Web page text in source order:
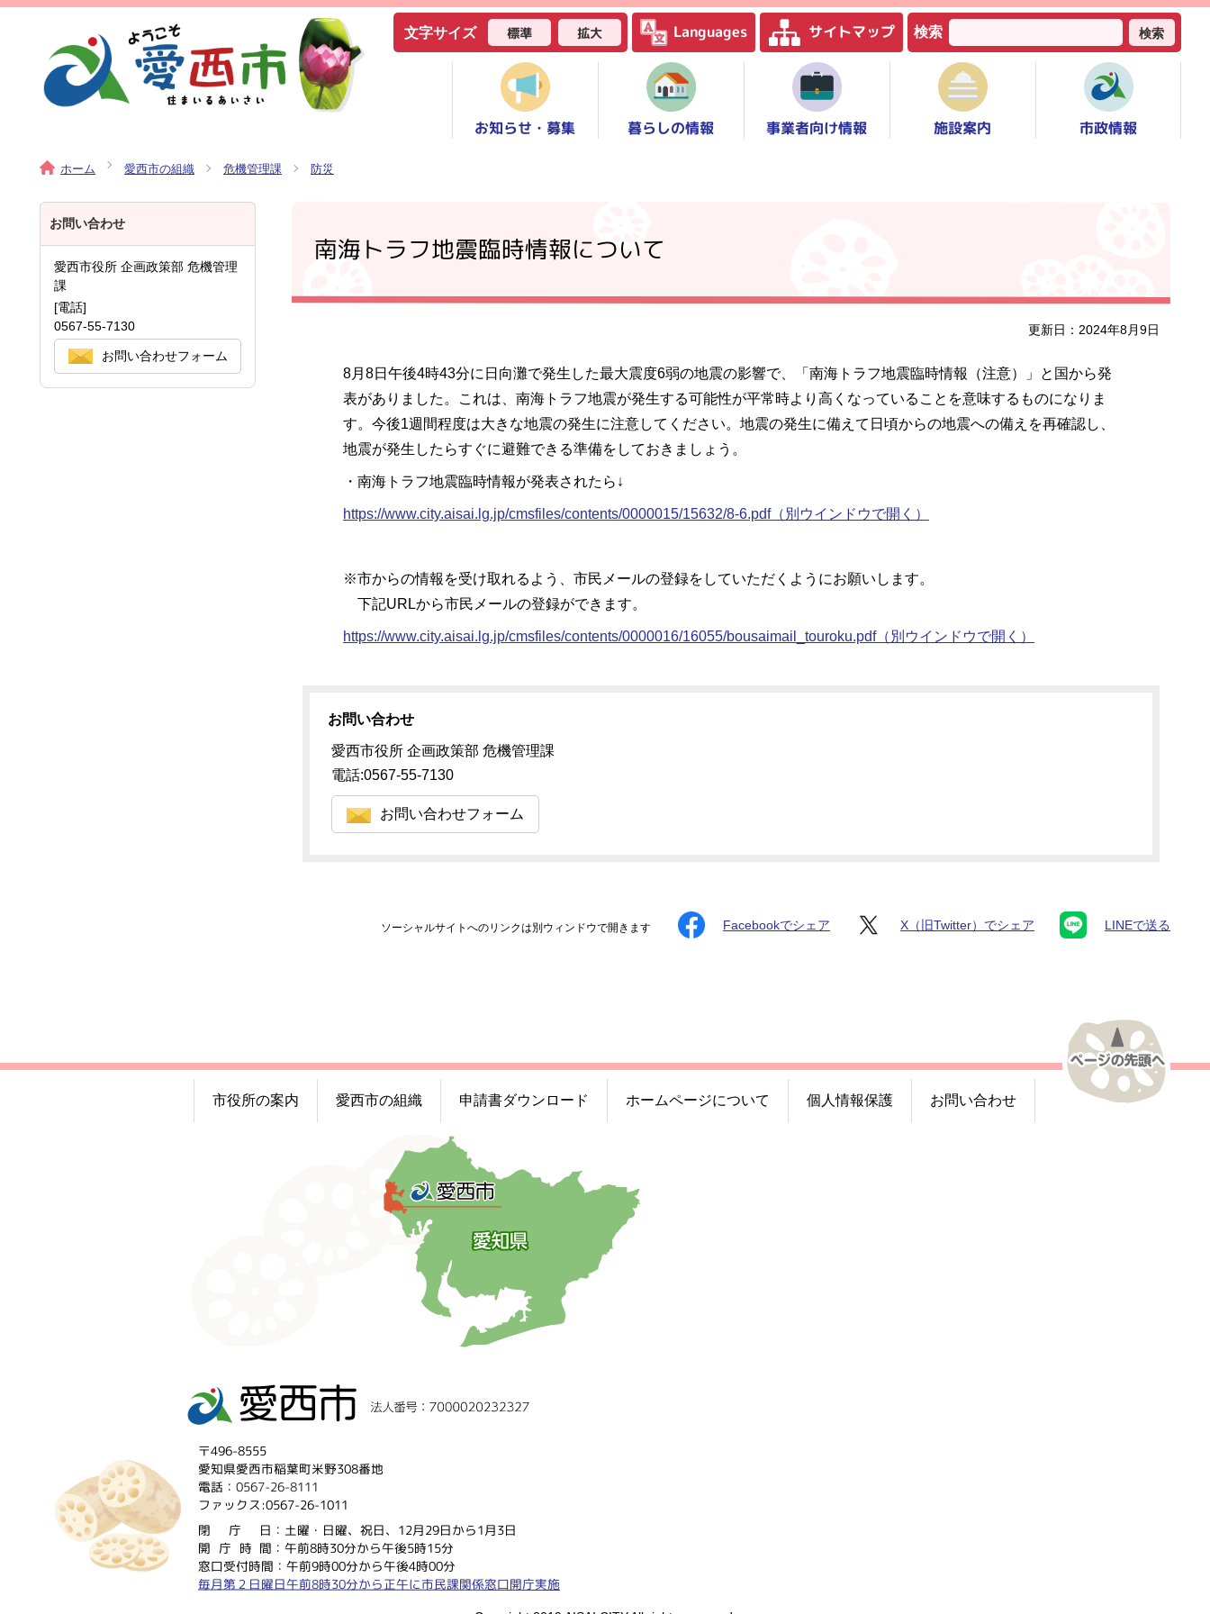
文字サイズ 標準 拡大 Languages サイトマップ 検索 検索
お知らせ・募集 暮らしの情報 事業者向け情報 施設案内 市政情報
ホーム 愛西市の組織 危機管理課 防災
南海トラフ地震臨時情報について
更新日：2024年8月9日
8月8日午後4時43分に日向灘で発生した最大震度6弱の地震の影響で、「南海トラフ地震臨時情報（注意）」と国から発
表がありました。これは、南海トラフ地震が発生する可能性が平常時より高くなっていることを意味するものになりま
す。今後1週間程度は大きな地震の発生に注意してください。地震の発生に備えて日頃からの地震への備えを再確認し、
地震が発生したらすぐに避難できる準備をしておきましょう。
・南海トラフ地震臨時情報が発表されたら↓
https://www.city.aisai.lg.jp/cmsfiles/contents/0000015/15632/8-6.pdf（別ウインドウで開く）
※市からの情報を受け取れるよう、市民メールの登録をしていただくようにお願いします。
下記URLから市民メールの登録ができます。
https://www.city.aisai.lg.jp/cmsfiles/contents/0000016/16055/bousaimail_touroku.pdf（別ウインドウで開く）
お問い合わせ
愛西市役所 企画政策部 危機管理課
電話:0567-55-7130
お問い合わせフォーム
お問い合わせ
愛西市役所 企画政策部 危機管理
課
[電話]
0567-55-7130
お問い合わせフォーム
ソーシャルサイトへのリンクは別ウィンドウで開きます Facebookでシェア X（旧Twitter）でシェア LINEで送る
市役所の案内 愛西市の組織 申請書ダウンロード ホームページについて 個人情報保護 お問い合わせ
〒496-8555
愛知県愛西市稲葉町米野308番地
電話：0567-26-8111
ファックス:0567-26-1011
閉庁 日：土曜・日曜、祝日、12月29日から1月3日
開庁時 間：午前8時30分から午後5時15分
窓口受付時間：午前9時00分から午後4時00分
毎月第２日曜日午前8時30分から正午に市民課関係窓口開庁実施